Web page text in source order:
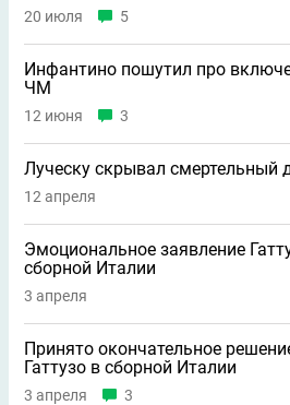
20 июля 5
Инфантино пошутил про
ЧМ
12 июня 3
Луческу скрывал смертельный
12 апреля
Эмоциональное заявление
сборной Италии
3 апреля
Принято окончательное
Гаттузо в сборной Италии
3 апреля 3